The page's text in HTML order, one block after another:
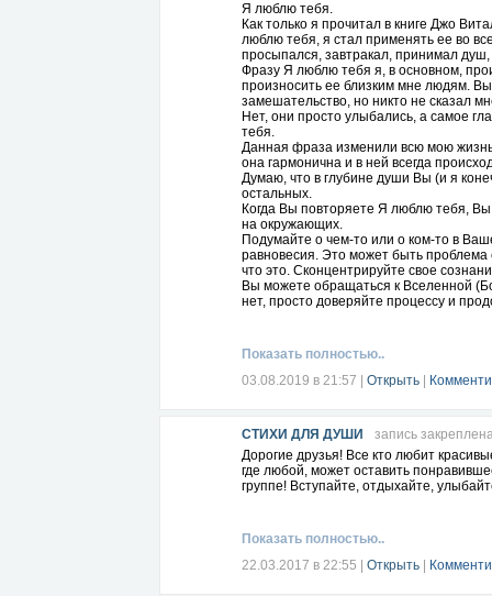
Я люблю тебя.
Как только я прочитал в книге Джо
люблю тебя, я стал применять ее во
просыпался, завтракал, принимал душ,
Фразу Я люблю тебя я, в основном,
произносить ее близким мне людям.
замешательство, но никто не сказал
Нет, они просто улыбались, а самое
тебя.
Данная фраза изменили всю мою
она гармонична и в ней всегда
Думаю, что в глубине души Вы (и я
остальных.
Когда Вы повторяете Я люблю тебя,
на окружающих.
Подумайте о чем-то или о ком-то в
равновесия. Это может быть проблема
что это. Сконцентрируйте свое
Вы можете обращаться к Вселенной
нет, просто доверяйте процессу и
Пропуск, который ведёт Вас в мир от
люблю тебя. Идея состоит в том,
проблемного ребёнка, соседа, любить
угодно.
Вы все еще настроены скептически?
Даже если весь этот метод кажется
повторять Я люблю тебя, пока Вы
и посмотрите, что выйдет!
Кстати, Я люблю тебя!
Показать полностью..
03.08.2019 в 21:57
Открыть
СТИХИ ДЛЯ ДУШИ
запись
Дорогие друзья! Все кто любит
где любой, может оставить
группе! Вступайте, отдыхайте,
Показать полностью..
22.03.2017 в 22:55
Открыть